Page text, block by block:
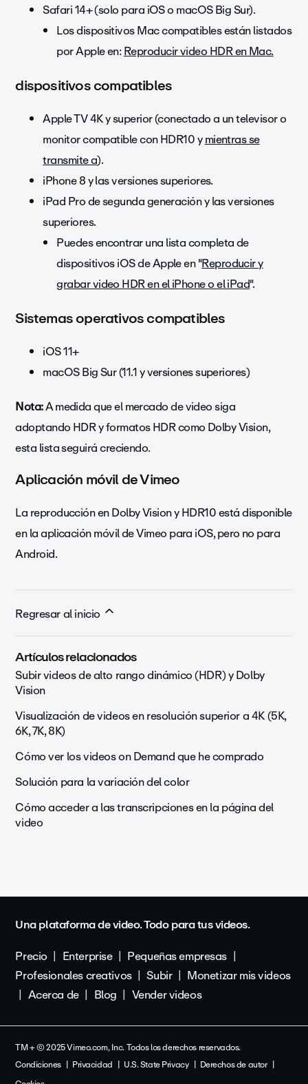
Safari 14+ (solo para iOS o macOS Big Sur).
Los dispositivos Mac compatibles están listados
por Apple en:Reproducir video HDR en Mac.
dispositivos compatibles
Apple TV 4K y superior (conectado a un televisor o
monitor compatible con HDR10 ymientras se
transmite a).
iPhone 8 y las versiones superiores.
iPad Pro de segunda generación y las versiones
superiores.
Puedes encontrar una lista completa de
dispositivos iOS de Apple en "Reproducir y
grabar video HDR en el iPhone o el iPad".
Sistemas operativos compatibles
iOS 11+
macOS Big Sur (11.1 y versiones superiores)
Nota:A medida que el mercado de video siga
adoptando HDR y formatos HDR como Dolby Vision,
esta lista seguirá creciendo.
Aplicación móvil de Vimeo
La reproducción en Dolby Vision y HDR10 está disponible
en la aplicación móvil de Vimeo para iOS, pero no para
Android.
Regresar al inicio
Artículos relacionados
Subir videos de alto rango dinámico (HDR) y Dolby
Vision
Visualización de videos en resolución superior a 4K (5K,
6K, 7K, 8K)
Cómo ver los videos on Demand que he comprado
Solución para la variación del color
Cómo acceder a las transcripciones en la página del
video
Una plataforma de video. Todo para tus videos.
Precio
Enterprise
Pequeñas empresas
Profesionales creativos
Subir
Monetizar mis videos
Acerca de
Blog Vender videos
TM + © 2025 Vimeo.com, Inc. Todos los derechos reservados.
Condiciones
Privacidad U.S. State Privacy
Derechos de autor